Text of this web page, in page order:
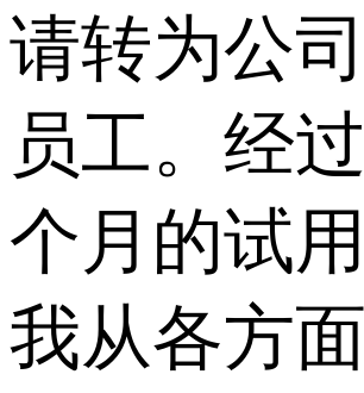
请转为公
员工。经
个月的试用
我从各方